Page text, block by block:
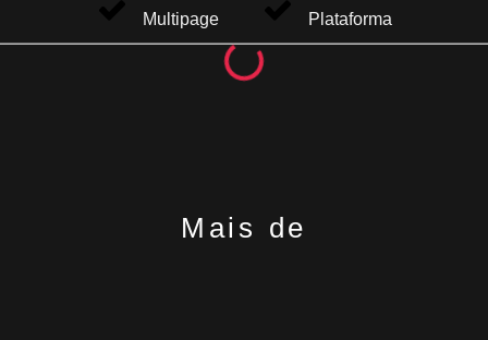
Multipage Plataforma
Mais de